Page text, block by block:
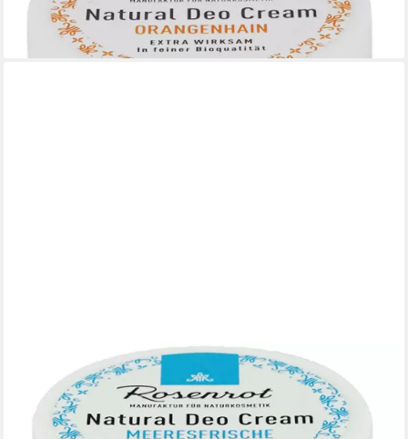
7,90 €
(158,00 €/ 1 kg)
lieferbar - in 3-4 Werktagen bei dir
Rosenrot Deo-Creme Deo Creme Meeresfrische, 50 g
7,90 €
(158,00 €/ 1 kg)
lieferbar - in 3-4 Werktagen bei dir